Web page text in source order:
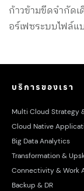
ก้าวข้ามขีดจำกัดเ
อร์เฟซระบบไฟล์แ
บริการของเรา
Multi Cloud Strategy
Cloud Native
Big Data Analytics
Transformation &
Connectivity & Work
Backup & DR